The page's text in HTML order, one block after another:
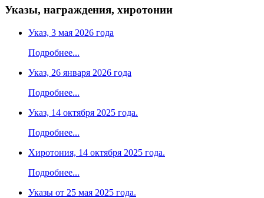
Указы, награждения, хиротонии
Указ, 3 мая 2026 года
Подробнее...
Указ, 26 января 2026 года
Подробнее...
Указ, 14 октября 2025 года.
Подробнее...
Хиротония, 14 октября 2025 года.
Подробнее...
Указы от 25 мая 2025 года.